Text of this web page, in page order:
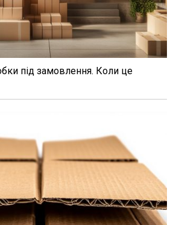
під замовлення. Коли це